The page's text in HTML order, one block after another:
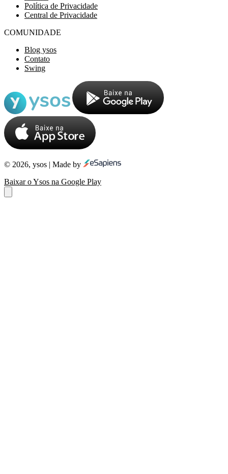
Política de Privacidade
Central de Privacidade
COMUNIDADE
Blog ysos
Contato
Swing
© 2026, ysos | Made by
Baixar o Ysos na Google Play